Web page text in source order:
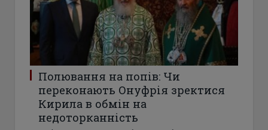
Полювання на попів: Чи
переконають Онуфрія зректися
Кирила в обмін на
недоторканність